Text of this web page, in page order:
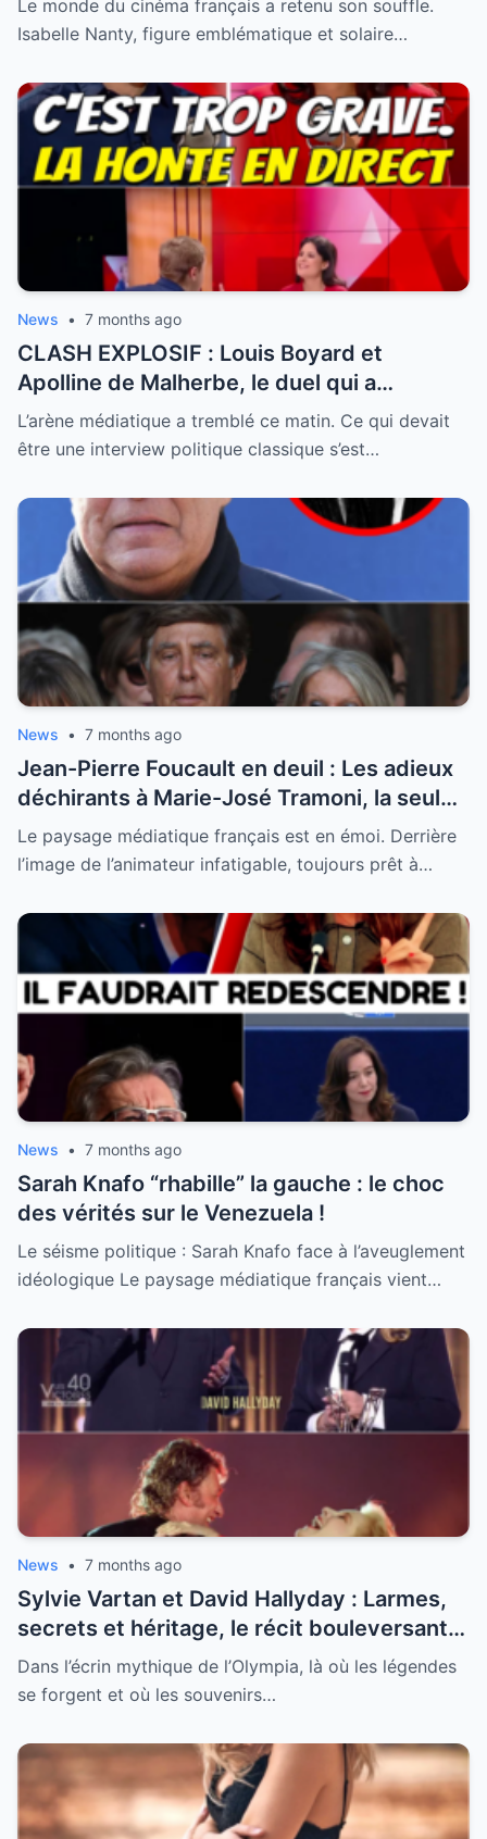
Le monde du cinéma français a retenu son souffle.
Isabelle Nanty, figure emblématique et solaire…
News • 7 months ago
CLASH EXPLOSIF : Louis Boyard et
Apolline de Malherbe, le duel qui a
embrasé le direct !
L’arène médiatique a tremblé ce matin. Ce qui devait
être une interview politique classique s’est…
News • 7 months ago
Jean-Pierre Foucault en deuil : Les adieux
déchirants à Marie-José Tramoni, la seule
femme qu’il ait jamais épousée
Le paysage médiatique français est en émoi. Derrière
l’image de l’animateur infatigable, toujours prêt à…
News • 7 months ago
Sarah Knafo “rhabille” la gauche : le choc
des vérités sur le Venezuela !
Le séisme politique : Sarah Knafo face à l’aveuglement
idéologique Le paysage médiatique français vient…
News • 7 months ago
Sylvie Vartan et David Hallyday : Larmes,
secrets et héritage, le récit bouleversant
d’un hommage historique à Johnny à
l’Olympia
Dans l’écrin mythique de l’Olympia, là où les légendes
se forgent et où les souvenirs…